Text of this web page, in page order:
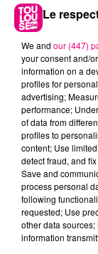
23 juillet 2026
Violent
Le
We and our (447)
your consent and/
information on a
profiles for
advertising;
performance;
of data from
profiles to
content; Use
detect fraud, and
Save and
process personal
following
requested; Use
other data
information